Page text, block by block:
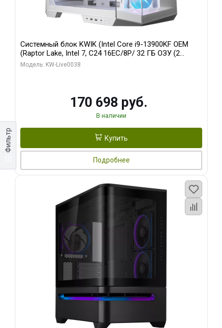
Фильтр
Системный блок KWIK (Intel Core i9-13900KF OEM
(Raptor Lake, Intel 7, C24 16EC/8P/ 32 ГБ ОЗУ (2
модуля)/ Gigabyte RX9070XT GAMING OC 16GB GDDR6
Модель: KW-Live0038
170 698 руб.
В наличии
Купить
Подробнее